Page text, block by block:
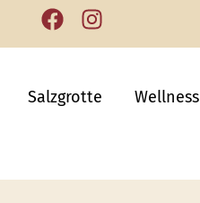
Salzgrotte Wellness